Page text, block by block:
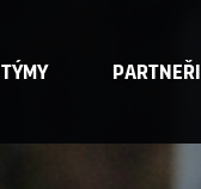
Týmy Partneři